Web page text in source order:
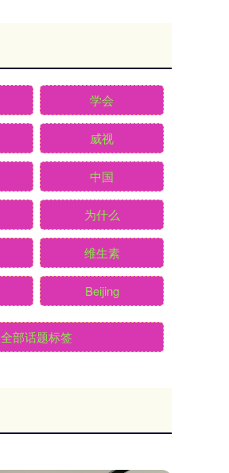
学会
威视
中国
为什么
维生素
Beijing
全部话题标签